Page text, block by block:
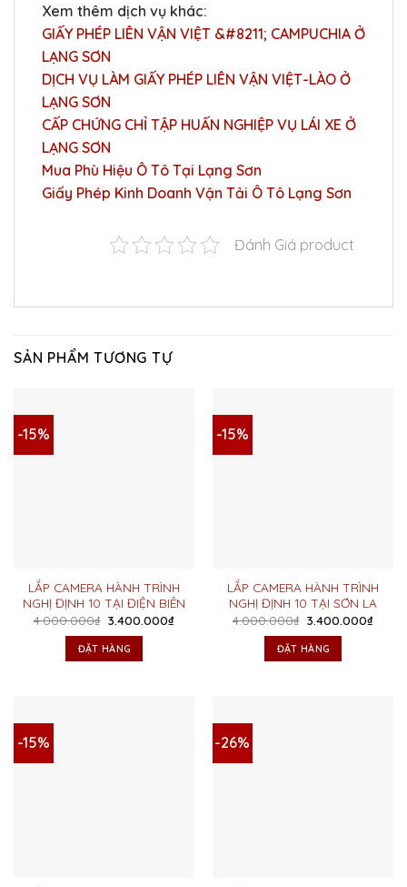
Xem thêm dịch vụ khác:
GIẤY PHÉP LIÊN VẬN VIỆT &#8211; CAMPUCHIA Ở
LẠNG SƠN
DỊCH VỤ LÀM GIẤY PHÉP LIÊN VẬN VIỆT-LÀO Ở
LẠNG SƠN
CẤP CHỨNG CHỈ TẬP HUẤN NGHIỆP VỤ LÁI XE Ở
LẠNG SƠN
Mua Phù Hiệu Ô Tô Tại Lạng Sơn
Giấy Phép Kinh Doanh Vận Tải Ô Tô Lạng Sơn
Đánh Giá product
SẢN PHẨM TƯƠNG TỰ
-15%
LẮP CAMERA HÀNH TRÌNH
NGHỊ ĐỊNH 10 TẠI ĐIỆN BIÊN
4.000.000₫ Giá
là:
4.000.000₫.
3.400.000₫Giá
ĐẶT HÀNG
-15%
LẮP CAMERA HÀNH TRÌNH
NGHỊ ĐỊNH 10 TẠI SƠN LA
4.000.000₫ Giá
là:
4.000.000₫.
3.400.000₫Giá
ĐẶT HÀNG
-15% -26%